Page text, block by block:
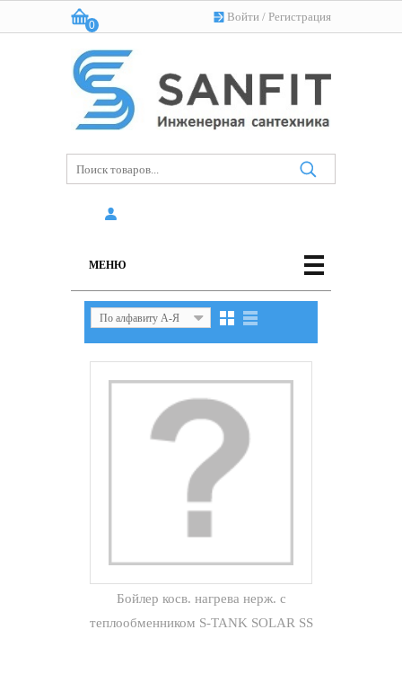
Войти / Регистрация
Корзина:
0
(пусто)
МЕНЮ
По алфавиту А-Я
Бойлер косв. нагрева нерж. с
теплообменником S-TANK SOLAR SS